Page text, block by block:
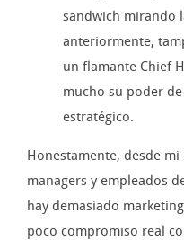
sandwich mirando
anteriormente,
un flamante Chief
mucho su poder
estratégico.
Honestamente, desde
managers y empleados
hay demasiado
poco compromiso real